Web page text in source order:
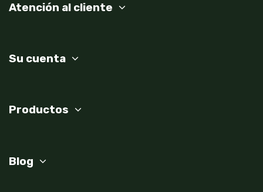
Atención al cliente
Su cuenta
Productos
Blog